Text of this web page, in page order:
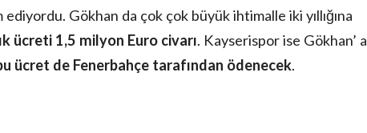
Gökhan da çok çok büyük ihtimalle iki yıllığına
ücreti 1,5 milyon Euro civarı. Kayserispor ise Gökhan’ a
ücret de Fenerbahçe tarafından ödenecek.